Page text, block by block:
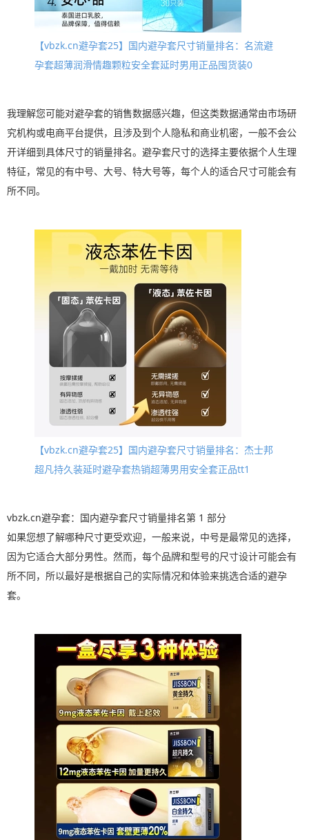
【vbzk.cn避孕套25】国内避孕套尺寸销量排名：名流避
孕套超薄润滑情趣颗粒安全套延时男用正品囤货装0
我理解您可能对避孕套的销售数据感兴趣，但这类数据通常由市场研
究机构或电商平台提供，且涉及到个人隐私和商业机密，一般不会公
开详细到具体尺寸的销量排名。避孕套尺寸的选择主要依据个人生理
特征，常见的有中号、大号、特大号等，每个人的适合尺寸可能会有
所不同。
【vbzk.cn避孕套25】国内避孕套尺寸销量排名：杰士邦
超凡持久装延时避孕套热销超薄男用安全套正品tt1
vbzk.cn避孕套：国内避孕套尺寸销量排名第 1 部分
如果您想了解哪种尺寸更受欢迎，一般来说，中号是最常见的选择，
因为它适合大部分男性。然而，每个品牌和型号的尺寸设计可能会有
所不同，所以最好是根据自己的实际情况和体验来挑选合适的避孕
套。